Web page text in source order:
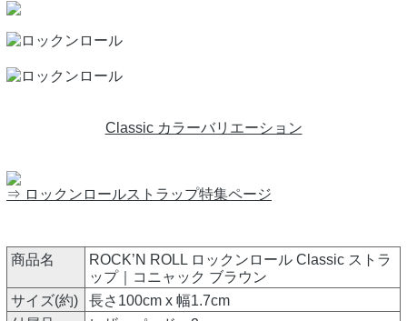
Classic カラーバリエーション
⇒ ロックンロールストラップ特集ページ
商品名
ROCK’N ROLL ロックンロール Classic ストラ
ップ｜コニャック ブラウン
サイズ(約)
長さ100cm x 幅1.7cm